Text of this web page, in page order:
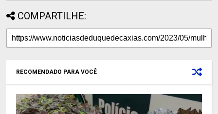
COMPARTILHE:
RECOMENDADO PARA VOCÊ